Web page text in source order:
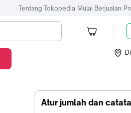
Tentang Tokopedia Mulai Berjualan
Atur jumlah dan